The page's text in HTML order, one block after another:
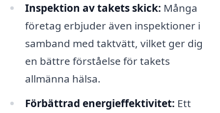
Inspektion av takets skick: Många
företag erbjuder även inspektioner i
samband med taktvätt, vilket ger dig
en bättre förståelse för takets
allmänna hälsa.
Förbättrad energieffektivitet: Ett